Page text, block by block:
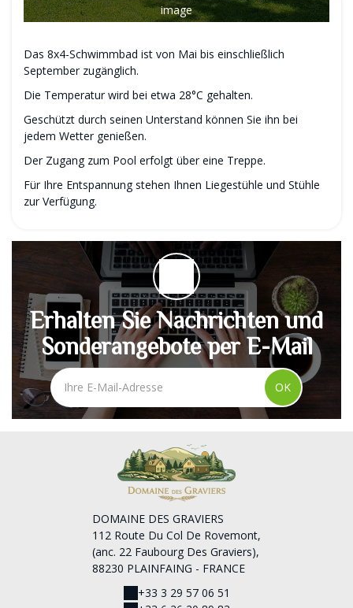
image
Das 8x4-Schwimmbad ist von Mai bis einschließlich
September zugänglich.
Die Temperatur wird bei etwa 28°C gehalten.
Geschützt durch seinen Unterstand können Sie ihn bei
jedem Wetter genießen.
Der Zugang zum Pool erfolgt über eine Treppe.
Für Ihre Entspannung stehen Ihnen Liegestühle und Stühle
zur Verfügung.
Erhalten Sie Nachrichten und
Sonderangebote per E-Mail
OK
DOMAINE DES GRAVIERS
112 Route Du Col De Rovemont,
(anc. 22 Faubourg Des Graviers),
88230 PLAINFAING - FRANCE
+33 3 29 57 06 51